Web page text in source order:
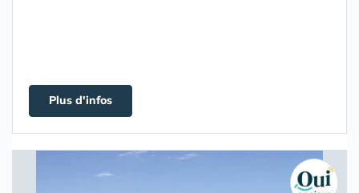
Plus d'infos